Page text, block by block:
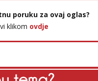
poruku za ovaj oglas?
klikom ovdje